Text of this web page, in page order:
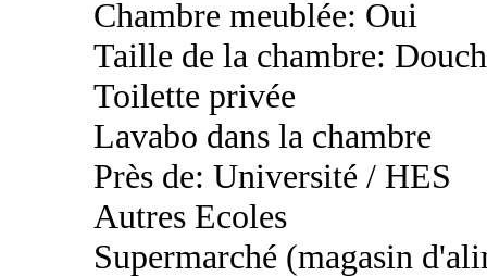
Chambre meublée: Oui
Taille de la chambre:
Toilette privée
Lavabo dans la chambre
Près de: Université / HES
Autres Ecoles
Supermarché (magasin